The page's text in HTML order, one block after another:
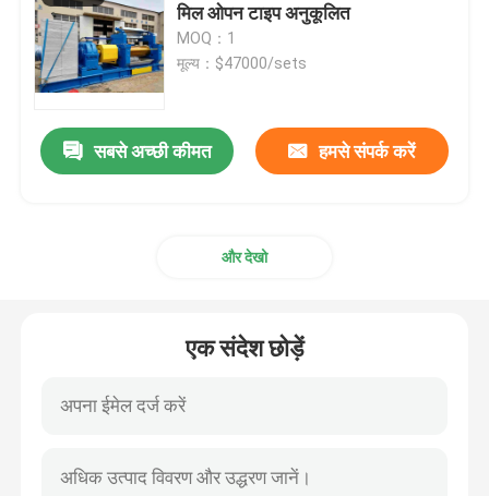
स्वचालित छोटे सामग्री वजन प्रणाली
मिल ओपन टाइप अनुकूलित
MOQ：1
मूल्य：$47000/sets
सबसे अच्छी कीमत हमसे संपर्क करें
और देखो
एक संदेश छोड़ें